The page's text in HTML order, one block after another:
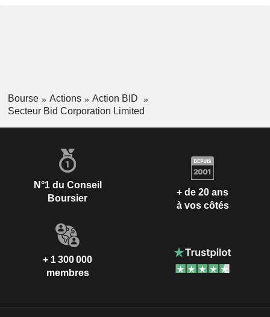
Bourse Actions
Action BID
Secteur Bid Corporation Limited
N°1 du Conseil
Boursier
+ de 20 ans
à vos côtés
+ 1 300 000
membres